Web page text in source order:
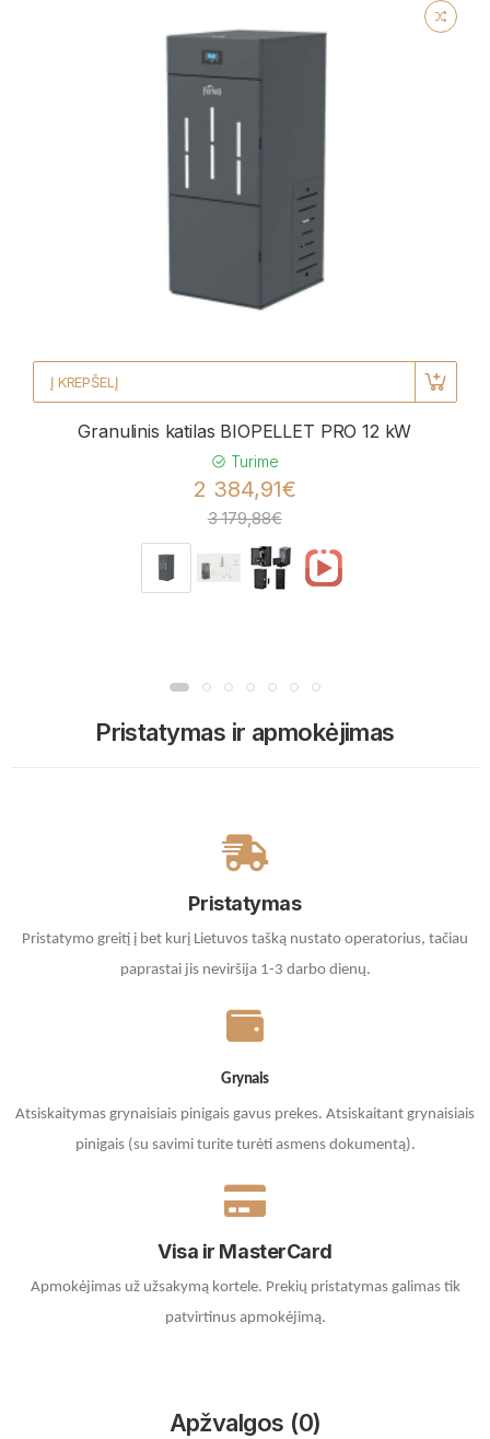
Į KREPŠELĮ
Granulinis katilas BIOPELLET PRO 12 kW
Turime
2 384,91€
3 179,88€
Pristatymas ir apmokėjimas
Pristatymas
Pristatymo greitį į bet kurį Lietuvos tašką nustato operatorius, tačiau
paprastai jis neviršija 1-3 darbo dienų.
Grynais
Atsiskaitymas grynaisiais pinigais gavus prekes. Atsiskaitant grynaisiais
pinigais (su savimi turite turėti asmens dokumentą).
Visa ir MasterCard
Apmokėjimas už užsakymą kortele. Prekių pristatymas galimas tik
patvirtinus apmokėjimą.
Apžvalgos (0)